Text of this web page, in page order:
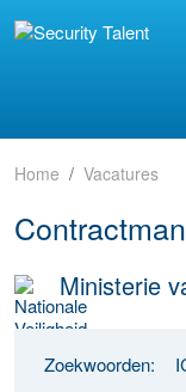
Home Vacatures
Ministerie
Zoekwoorden: